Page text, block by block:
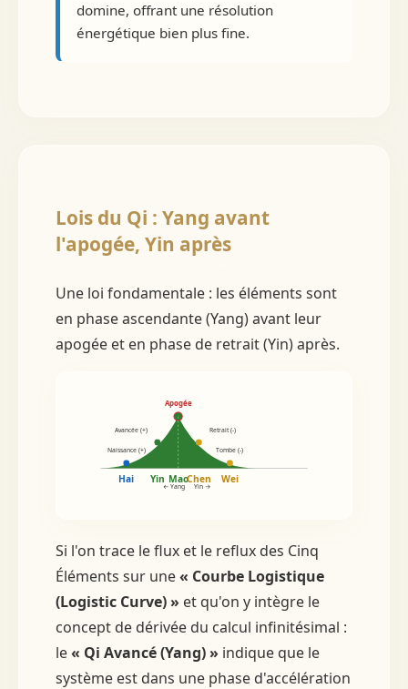
domine, offrant une résolution
énergétique bien plus fine.
Lois du Qi : Yang avant
l'apogée, Yin après
Une loi fondamentale : les éléments sont
en phase ascendante (Yang) avant leur
apogée et en phase de retrait (Yin) après.
Hai
Naissance (+)
Yin
Avancée (+)
Mao
Apogée
← Yang Yin →
Chen
Retrait (-)
Wei
Tombe (-)
Si l'on trace le flux et le reflux des Cinq
Éléments sur une« Courbe Logistique
(Logistic Curve) » et qu'on y intègre le
concept de dérivée du calcul infinitésimal :
le« Qi Avancé (Yang) » indique que le
système est dans une phase d'accélération